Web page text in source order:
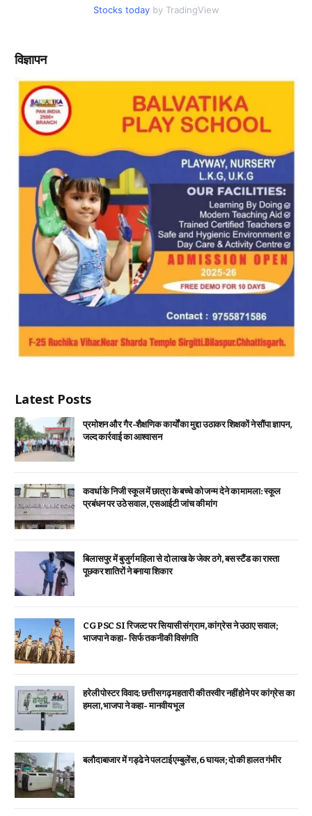
Stocks today by TradingView
विज्ञापन
Latest Posts
प्रमोशन और गैर-शैक्षणिक कार्यों का मुद्दा उठाकर शिक्षकों ने सौंपा ज्ञापन,
जल्द कार्रवाई का आश्वासन
कवर्धा के निजी स्कूल में छात्रा के बच्चे को जन्म देने का मामला: स्कूल
प्रबंधन पर उठे सवाल, एसआईटी जांच की मांग
बिलासपुर में बुजुर्ग महिला से दो लाख के जेवर ठगे, बस स्टैंड का रास्ता
पूछकर शातिरों ने बनाया शिकार
CGPSC SI रिजल्ट पर सियासी संग्राम, कांग्रेस ने उठाए सवाल;
भाजपा ने कहा- सिर्फ तकनीकी विसंगति
हरेली पोस्टर विवाद: छत्तीसगढ़ महतारी की तस्वीर नहीं होने पर कांग्रेस का
हमला, भाजपा ने कहा- मानवीय भूल
बलौदाबाजार में गड्ढे ने पलटाई एम्बुलेंस, 6 घायल; दो की हालत गंभीर